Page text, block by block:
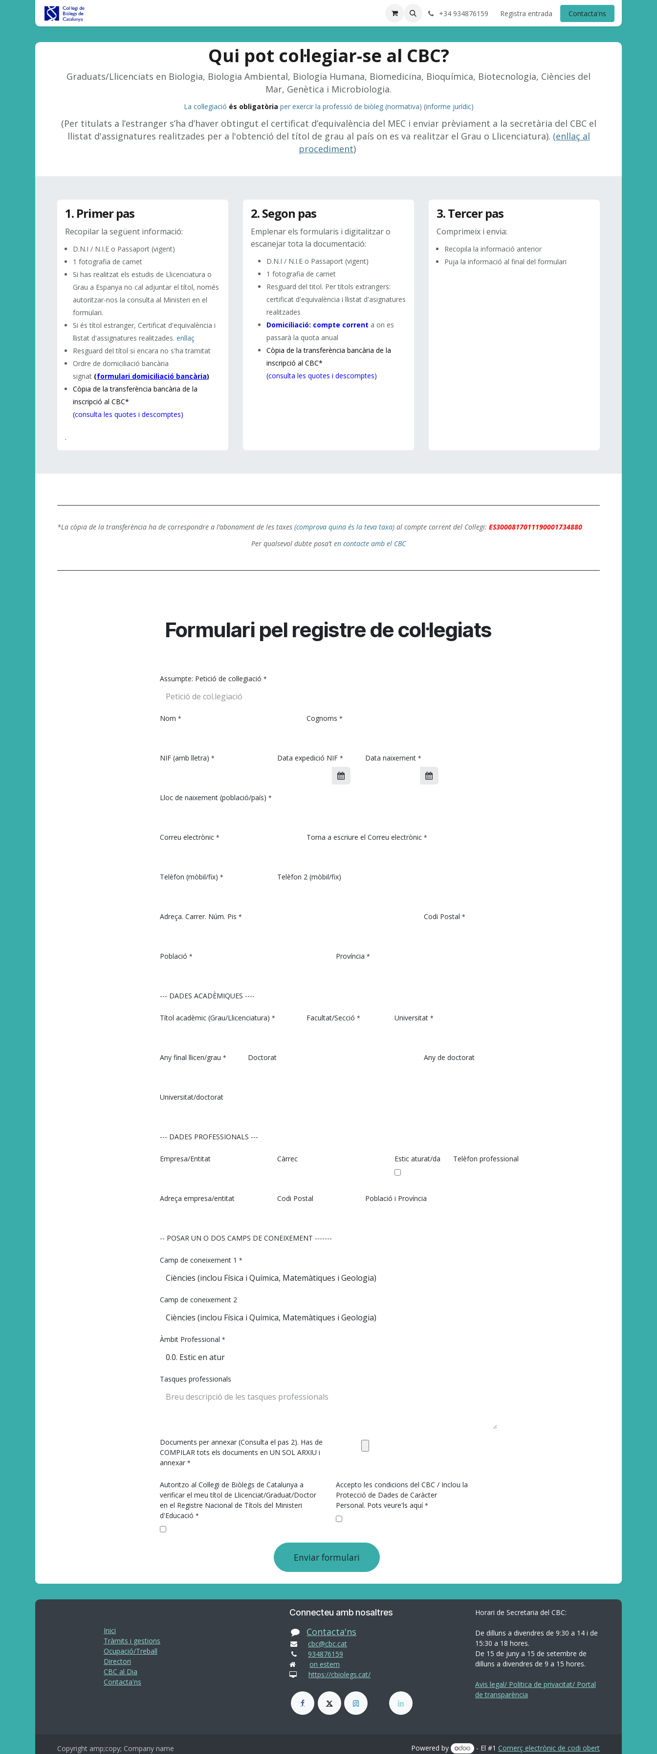
Skip to Content
+34 934876159 Registra entrada Contacta'ns
Qui pot col·legiar-se al CBC?
Graduats/Llicenciats en Biologia, Biologia Ambiental, Biologia Humana, Biomedicina, Bioquímica, Biotecnologia, Ciències del
Mar, Genètica i Microbiologia.
La col·legiació és obligatòria per exercir la professió de biòleg (normativa) (informe jurídic)
(Per titulats a l’estranger s’ha d’haver obtingut el certificat d’equivalència del MEC i enviar prèviament a la secretària del CBC el
llistat d'assignatures realitzades per a l'obtenció del títol de grau al país on es va realitzar el Grau o Llicenciatura). (enllaç al
procediment)
1. Primer pas
Recopilar la següent informació:
D.N.I / N.I.E o Passaport (vigent)
1 fotografia de carnet
Si has realitzat els estudis de Llicenciatura o
Grau a Espanya no cal adjuntar el títol, només
autoritzar-nos la consulta al Ministeri en el
formulari.
Si és títol estranger, Certificat d'equivalència i
llistat d'assignatures realitzades. enllaç
Resguard del títol si encara no s'ha tramitat
Ordre de domiciliació bancària
signat (formulari domiciliació bancària)
Còpia de la transferència bancària de la
inscripció al CBC*
(consulta les quotes i descomptes)
.
2. Segon pas
Emplenar els formularis i digitalitzar o
escanejar tota la documentació:
D.N.I / N.I.E o Passaport (vigent)
1 fotografia de carnet
Resguard del titol. Per títols extrangers:
certificat d'equivalència i llistat d'asignatures
realitzades
Domiciliació: compte corrent a on es
passarà la quota anual
Còpia de la transferència bancària de la
inscripció al CBC*
(consulta les quotes i descomptes)
3. Tercer pas
Comprimeix i envia:
Recopila la informació anterior
Puja la informació al final del formulari
*La còpia de la transferència ha de correspondre a l’abonament de les taxes (comprova quina és la teva taxa) al compte corrent del Col·legi: ES3000817011190001734880
Per qualsevol dubte posa’t en contacte amb el CBC
Formulari pel registre de col·legiats
Assumpte: Petició de col·legiació *
Nom * Cognoms *
NIF (amb lletra) * Data expedició NIF * Data naixement *
Lloc de naixement (població/país) *
Correu electrònic * Torna a escriure el Correu electrònic *
Telèfon (mòbil/fix) * Telèfon 2 (mòbil/fix)
Adreça. Carrer. Núm. Pis * Codi Postal *
Població * Província *
--- DADES ACADÈMIQUES ----
Títol acadèmic (Grau/Llicenciatura) * Facultat/Secció * Universitat *
Any final llicen/grau * Doctorat Any de doctorat
Universitat/doctorat
--- DADES PROFESSIONALS ---
Empresa/Entitat Càrrec Estic aturat/da Telèfon professional
Adreça empresa/entitat Codi Postal Població i Província
-- POSAR UN O DOS CAMPS DE CONEIXEMENT -------
Camp de coneixement 1 *
Camp de coneixement 2
Àmbit Professional *
Tasques professionals
Documents per annexar (Consulta el pas 2). Has de
COMPILAR tots els documents en UN SOL ARXIU i
annexar *
Autoritzo al Col·legi de Biòlegs de Catalunya a
verificar el meu títol de Llicenciat/Graduat/Doctor
en el Registre Nacional de Títols del Ministeri
d'Educació *
Accepto les condicions del CBC / Inclou la
Protecció de Dades de Caràcter
Personal. Pots veure'ls aquí *
Enviar formulari
Inici
Tràmits i gestions
Ocupació/Treball
Directori
CBC al Dia
Contacta'ns
Connecteu amb nosaltres
Contacta'ns
cbc@cbc.cat
934876159
on estem
https://cbiolegs.cat/
Horari de Secretaria del CBC:
De dilluns a divendres de 9:30 a 14 i de
15:30 a 18 hores.
De 15 de juny a 15 de setembre de
dilluns a divendres de 9 a 15 hores.
Avis legal/ Politica de privacitat/ Portal
de transparència
Copyright amp;copy; Company name Powered by - El #1 Comerç electrònic de codi obert